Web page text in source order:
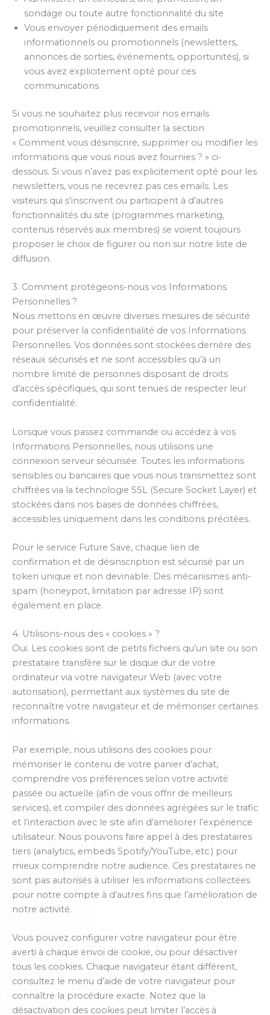
sondage ou toute autre fonctionnalité du site
Vous envoyer périodiquement des emails
informationnels ou promotionnels (newsletters,
annonces de sorties, événements, opportunités), si
vous avez explicitement opté pour ces
communications
Si vous ne souhaitez plus recevoir nos emails
promotionnels, veuillez consulter la section
« Comment vous désinscrire, supprimer ou modifier les
informations que vous nous avez fournies ? » ci-
dessous. Si vous n’avez pas explicitement opté pour les
newsletters, vous ne recevrez pas ces emails. Les
visiteurs qui s’inscrivent ou participent à d’autres
fonctionnalités du site (programmes marketing,
contenus réservés aux membres) se voient toujours
proposer le choix de figurer ou non sur notre liste de
diffusion.
3. Comment protégeons-nous vos Informations
Personnelles ?
Nous mettons en œuvre diverses mesures de sécurité
pour préserver la confidentialité de vos Informations
Personnelles. Vos données sont stockées derrière des
réseaux sécurisés et ne sont accessibles qu’à un
nombre limité de personnes disposant de droits
d’accès spécifiques, qui sont tenues de respecter leur
confidentialité.
Lorsque vous passez commande ou accédez à vos
Informations Personnelles, nous utilisons une
connexion serveur sécurisée. Toutes les informations
sensibles ou bancaires que vous nous transmettez sont
chiffrées via la technologie SSL (Secure Socket Layer) et
stockées dans nos bases de données chiffrées,
accessibles uniquement dans les conditions précitées.
Pour le service Future Save, chaque lien de
confirmation et de désinscription est sécurisé par un
token unique et non devinable. Des mécanismes anti-
spam (honeypot, limitation par adresse IP) sont
également en place.
4. Utilisons-nous des « cookies » ?
Oui. Les cookies sont de petits fichiers qu’un site ou son
prestataire transfère sur le disque dur de votre
ordinateur via votre navigateur Web (avec votre
autorisation), permettant aux systèmes du site de
reconnaître votre navigateur et de mémoriser certaines
informations.
Par exemple, nous utilisons des cookies pour
mémoriser le contenu de votre panier d’achat,
comprendre vos préférences selon votre activité
passée ou actuelle (afin de vous offrir de meilleurs
services), et compiler des données agrégées sur le trafic
et l’interaction avec le site afin d’améliorer l’expérience
utilisateur. Nous pouvons faire appel à des prestataires
tiers (analytics, embeds Spotify/YouTube, etc.) pour
mieux comprendre notre audience. Ces prestataires ne
sont pas autorisés à utiliser les informations collectées
pour notre compte à d’autres fins que l’amélioration de
notre activité.
Vous pouvez configurer votre navigateur pour être
averti à chaque envoi de cookie, ou pour désactiver
tous les cookies. Chaque navigateur étant différent,
consultez le menu d’aide de votre navigateur pour
connaître la procédure exacte. Notez que la
désactivation des cookies peut limiter l’accès à